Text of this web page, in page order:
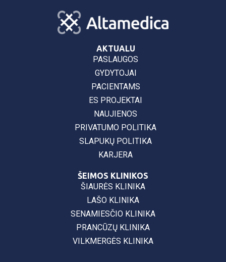
AKTUALU
PASLAUGOS
GYDYTOJAI
PACIENTAMS
ES PROJEKTAI
NAUJIENOS
PRIVATUMO POLITIKA
SLAPUKŲ POLITIKA
KARJERA
ŠEIMOS KLINIKOS
ŠIAURĖS KLINIKA
LAŠO KLINIKA
SENAMIESČIO KLINIKA
PRANCŪZŲ KLINIKA
VILKMERGĖS KLINIKA